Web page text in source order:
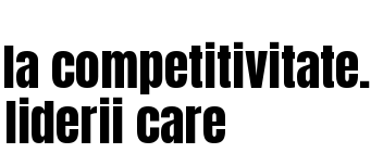
competitivitate.
liderii care